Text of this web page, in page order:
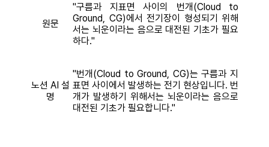
원문
"구름과 지표면 사이의 번개(Cloud to
Ground, CG)에서 전기장이 형성되기 위해
서는 뇌운이라는 음으로 대전된 기초가 필요
하다."
노션 AI 설
명
"번개(Cloud to Ground, CG)는 구름과 지
표면 사이에서 발생하는 전기 현상입니다. 번
개가 발생하기 위해서는 뇌운이라는 음으로
대전된 기초가 필요합니다."